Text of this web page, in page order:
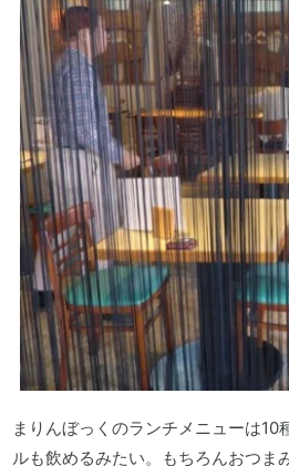
まりんぼっくのランチメニューは
ルも飲めるみたい。もちろんおつま